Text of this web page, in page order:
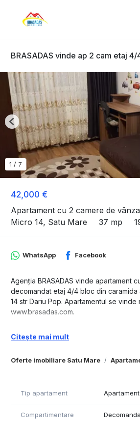
BRASADAS vinde ap 2 cam etaj 4/
42,000 €
Apartament cu 2 camere de
Micro 14, Satu Mare
37 mp
1 / 7
Previous
Oferte imobiliare Satu Mare
WhatsApp Facebook
Agenția BRASADAS vinde apartament
decomandat etaj 4/4 bloc din caramida
14 str Dariu Pop. Apartamentul se vinde
www.brasadas.com.
Citește mai mult
Tip apartament Apartament
Compartimentare